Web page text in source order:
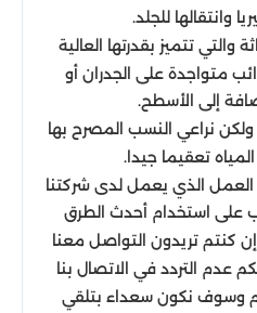
وانتقالها للجلد.
والتي تتميز بقدرتها العالية
متواجدة على الجدران أو
إلى الأسطح.
ولكن نراعي النسب المصرح بها
تعقيما جيدا.
العمل الذي يعمل لدى شركتنا
على استخدام أحدث الطرق
كنتم تريدون التواصل معنا
عدم التردد في الاتصال بنا
وسوف نكون سعداء بتلقي